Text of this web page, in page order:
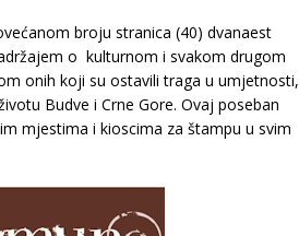
broju stranica (40) dvanaest
o kulturnom i svakom drugom
onih koji su ostavili traga u umjetnosti,
Budve i Crne Gore. Ovaj poseban
mjestima i kioscima za štampu u svim